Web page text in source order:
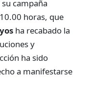
campaña
horas, que
ha recabado la
y
ha sido
a manifestarse